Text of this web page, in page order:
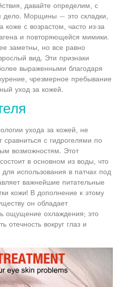
давайте определим, с
Морщины — это складки,
коже с возрастом, часто из-за
и повторяющейся мимики.
заметны, но все равно
вид. Эти признаки
выраженными благодаря
чрезмерное пребывание
уход за кожей.
ухода за кожей, не
сравниться с гидрогелями по
возможностям. Этот
в основном из воды, что
использования в патчах под
важнейшие питательные
кожи! В дополнение к этому
он обладает
ощущение охлаждения; это
отечность вокруг глаз и